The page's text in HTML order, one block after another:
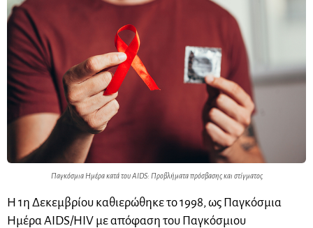
Παγκόσμια Ημέρα κατά του AIDS: Προβλήματα πρόσβασης και στίγματος
Η 1η Δεκεμβρίου καθιερώθηκε το 1998, ως Παγκόσμια
Ημέρα AIDS/HIV με απόφαση του Παγκόσμιου